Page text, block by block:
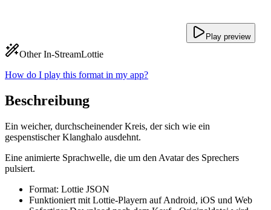
Play preview
Other In-StreamLottie
How do I play this format in my app?
Beschreibung
Ein weicher, durchscheinender Kreis, der sich wie ein
gespenstischer Klanghalo ausdehnt.
Eine animierte Sprachwelle, die um den Avatar des Sprechers
pulsiert.
Format: Lottie JSON
Funktioniert mit Lottie-Playern auf Android, iOS und Web